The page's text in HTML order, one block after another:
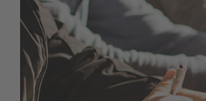
quienes necesitan más
Todos los niveles de
Duración mínima de
de idioma